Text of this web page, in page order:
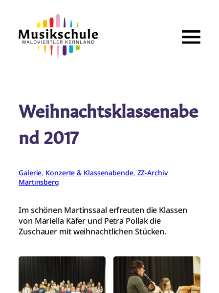
springen
Weihnachtsklassenabe
nd 2017
Galerie, Konzerte & Klassenabende, ZZ-Archiv
Martinsberg
Im schönen Martinssaal erfreuten die Klassen
von Mariella Käfer und Petra Pollak die
Zuschauer mit weihnachtlichen Stücken.